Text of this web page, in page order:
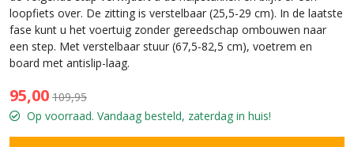
loopfiets over. De zitting is verstelbaar (25,5-29 cm). In de laatste
fase kunt u het voertuig zonder gereedschap ombouwen naar
een step. Met verstelbaar stuur (67,5-82,5 cm), voetrem en
board met antislip-laag.
95,00 109,95
Op voorraad. Vandaag besteld, zaterdag in huis!